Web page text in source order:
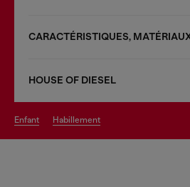
CARACTÉRISTIQUES,
HOUSE OF DIESEL
enfant habillement